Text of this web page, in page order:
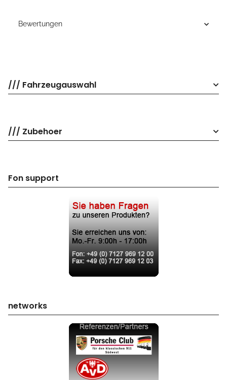
Bewertungen
/// Fahrzeugauswahl
/// Zubehoer
Fon support
networks